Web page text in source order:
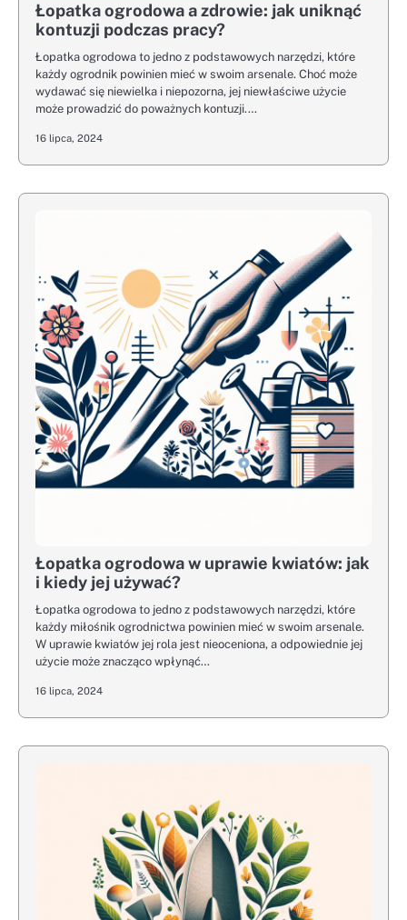
Łopatka ogrodowa a zdrowie: jak uniknąć
kontuzji podczas pracy?
Łopatka ogrodowa to jedno z podstawowych narzędzi, które
każdy ogrodnik powinien mieć w swoim arsenale. Choć może
wydawać się niewielka i niepozorna, jej niewłaściwe użycie
może prowadzić do poważnych kontuzji.…
16 lipca, 2024
Łopatka ogrodowa w uprawie kwiatów: jak
i kiedy jej używać?
Łopatka ogrodowa to jedno z podstawowych narzędzi, które
każdy miłośnik ogrodnictwa powinien mieć w swoim arsenale.
W uprawie kwiatów jej rola jest nieoceniona, a odpowiednie jej
użycie może znacząco wpłynąć…
16 lipca, 2024